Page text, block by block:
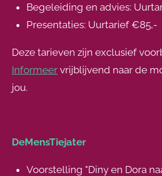
Begeleiding en advies:
Presentaties: Uurtarief €85,-
Deze tarieven zijn exclusief
Informeer vrijblijvend naar de
jou.
DeMensTiejater
Voorstelling "Diny en Dora